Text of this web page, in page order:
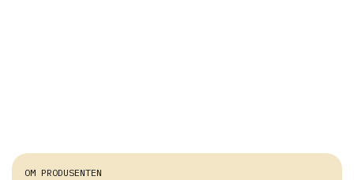
OM PRODUSENTEN